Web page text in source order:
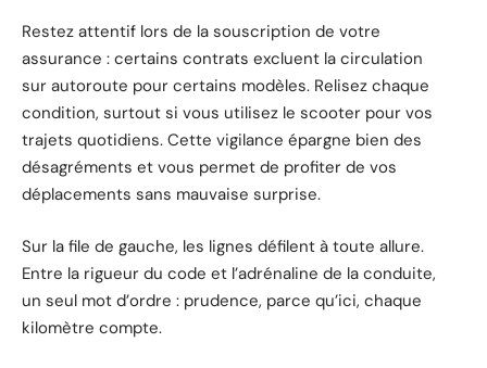
Restez attentif lors de la souscription de votre
assurance : certains contrats excluent la circulation
sur autoroute pour certains modèles. Relisez chaque
condition, surtout si vous utilisez le scooter pour vos
trajets quotidiens. Cette vigilance épargne bien des
désagréments et vous permet de profiter de vos
déplacements sans mauvaise surprise.
Sur la file de gauche, les lignes défilent à toute allure.
Entre la rigueur du code et l’adrénaline de la conduite,
un seul mot d’ordre : prudence, parce qu’ici, chaque
kilomètre compte.